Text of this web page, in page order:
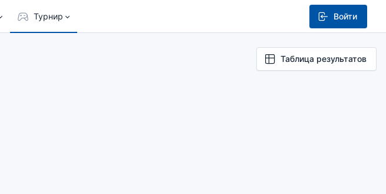
Войти
Турнир
Таблица результатов